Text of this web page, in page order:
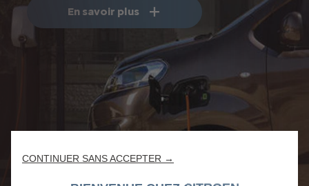
En savoir plus
CONTINUER SANS ACCEPTER →